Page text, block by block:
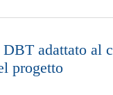
adattato al
progetto